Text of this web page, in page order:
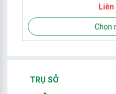
Liên
Chọn
TRỤ SỞ